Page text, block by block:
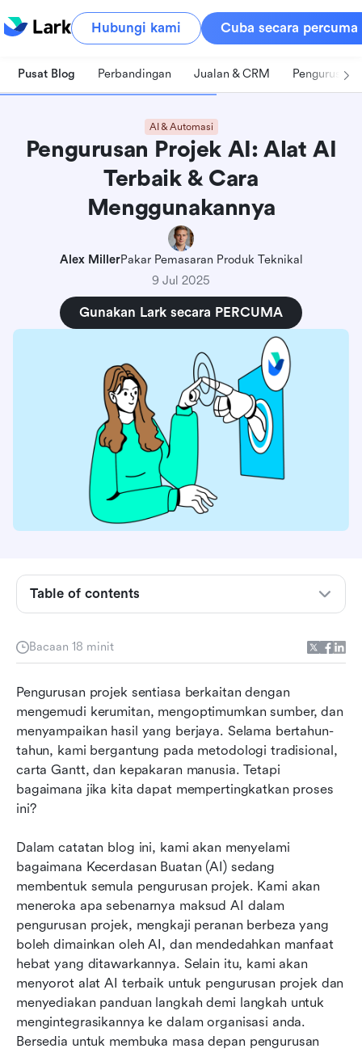
Hubungi kami Cuba secara percuma
Pusat Blog Perbandingan Jualan & CRM Pengurusan
AI & Automasi
Pengurusan Projek AI: Alat AI
Terbaik & Cara
Menggunakannya
Alex MillerPakar Pemasaran Produk Teknikal
9 Jul 2025
Gunakan Lark secara PERCUMA
Bacaan 18 minit
Pengurusan projek sentiasa berkaitan dengan
mengemudi kerumitan, mengoptimumkan sumber, dan
menyampaikan hasil yang berjaya. Selama bertahun-
tahun, kami bergantung pada metodologi tradisional,
carta Gantt, dan kepakaran manusia. Tetapi
bagaimana jika kita dapat mempertingkatkan proses
ini?
Dalam catatan blog ini, kami akan menyelami
bagaimana Kecerdasan Buatan (AI) sedang
membentuk semula pengurusan projek. Kami akan
meneroka apa sebenarnya maksud AI dalam
pengurusan projek, mengkaji peranan berbeza yang
boleh dimainkan oleh AI, dan mendedahkan manfaat
hebat yang ditawarkannya. Selain itu, kami akan
menyorot alat AI terbaik untuk pengurusan projek dan
menyediakan panduan langkah demi langkah untuk
mengintegrasikannya ke dalam organisasi anda.
Bersedia untuk membuka masa depan pengurusan
Table of contents
Apakah pengurusan projek AI?
7 Perisian Pengurusan Projek AI Teratas
Panduan untuk melaksanakan alat pengurusan
projek AI
Fikiran akhir